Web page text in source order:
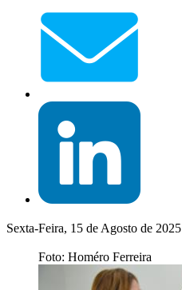
Sexta-Feira, 15 de Agosto de 2025
Foto: Homéro Ferreira